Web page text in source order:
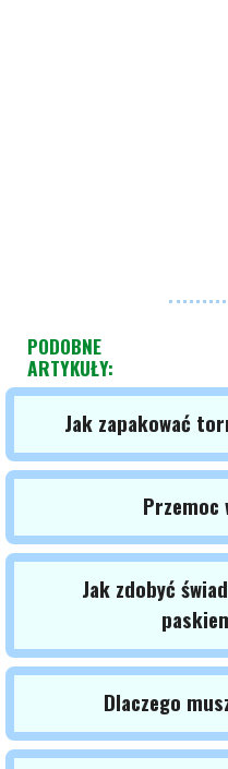
PODOBNE
ARTYKUŁY:
Jak zapakować
Przemoc
Jak zdobyć
Dlaczego